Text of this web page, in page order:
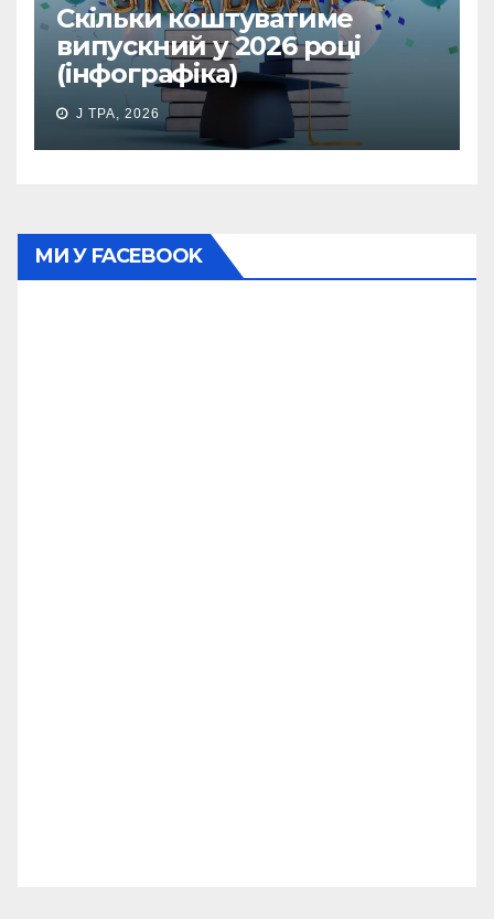
Скільки коштуватиме
випускний у 2026 році
(інфографіка)
J ТРА, 2026
МИ У FACEBOOK